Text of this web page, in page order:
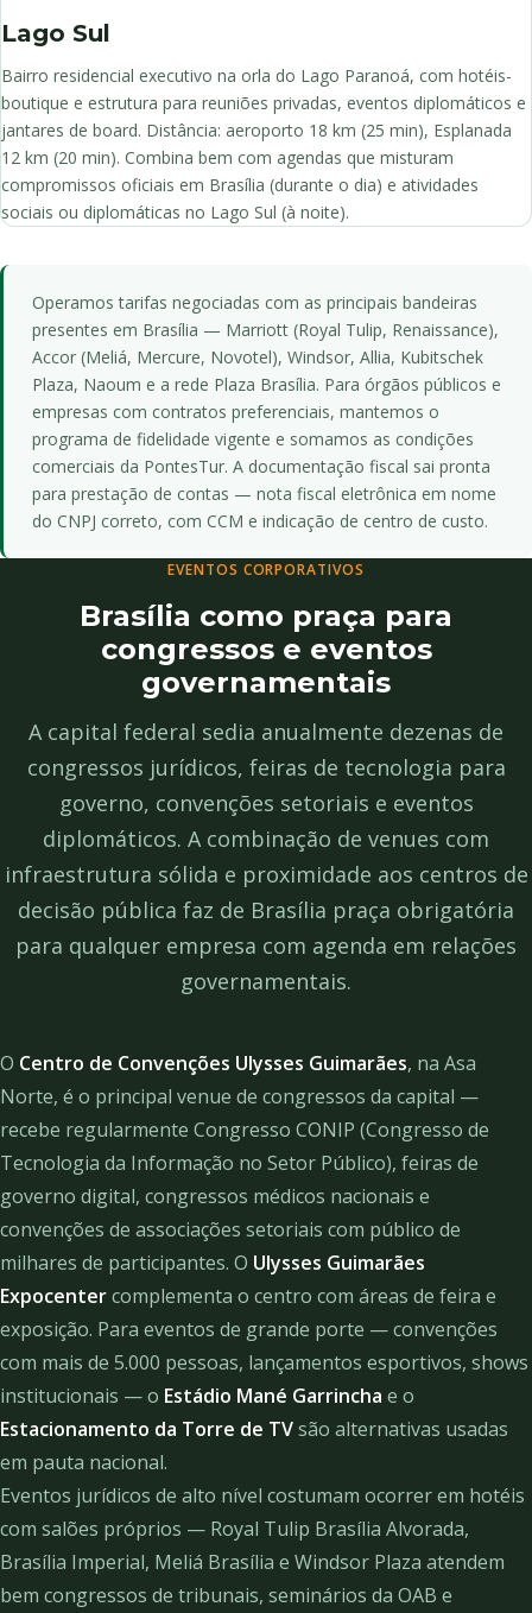
Lago Sul
Bairro residencial executivo na orla do Lago Paranoá, com hotéis-
boutique e estrutura para reuniões privadas, eventos diplomáticos e
jantares de board. Distância: aeroporto 18 km (25 min), Esplanada
12 km (20 min). Combina bem com agendas que misturam
compromissos oficiais em Brasília (durante o dia) e atividades
sociais ou diplomáticas no Lago Sul (à noite).
Operamos tarifas negociadas com as principais bandeiras
presentes em Brasília — Marriott (Royal Tulip, Renaissance),
Accor (Meliá, Mercure, Novotel), Windsor, Allia, Kubitschek
Plaza, Naoum e a rede Plaza Brasília. Para órgãos públicos e
empresas com contratos preferenciais, mantemos o
programa de fidelidade vigente e somamos as condições
comerciais da PontesTur. A documentação fiscal sai pronta
para prestação de contas — nota fiscal eletrônica em nome
do CNPJ correto, com CCM e indicação de centro de custo.
EVENTOS CORPORATIVOS
Brasília como praça para
congressos e eventos
governamentais
A capital federal sedia anualmente dezenas de
congressos jurídicos, feiras de tecnologia para
governo, convenções setoriais e eventos
diplomáticos. A combinação de venues com
infraestrutura sólida e proximidade aos centros de
decisão pública faz de Brasília praça obrigatória
para qualquer empresa com agenda em relações
governamentais.
O Centro de Convenções Ulysses Guimarães, na Asa
Norte, é o principal venue de congressos da capital —
recebe regularmente Congresso CONIP (Congresso de
Tecnologia da Informação no Setor Público), feiras de
governo digital, congressos médicos nacionais e
convenções de associações setoriais com público de
milhares de participantes. O Ulysses Guimarães
Expocentercomplementa o centro com áreas de feira e
exposição. Para eventos de grande porte — convenções
com mais de 5.000 pessoas, lançamentos esportivos, shows
institucionais — o Estádio Mané Garrincha e o
Estacionamento da Torre de TVsão alternativas usadas
em pauta nacional.
Eventos jurídicos de alto nível costumam ocorrer em hotéis
com salões próprios — Royal Tulip Brasília Alvorada,
Brasília Imperial, Meliá Brasília e Windsor Plaza atendem
bem congressos de tribunais, seminários da OAB e